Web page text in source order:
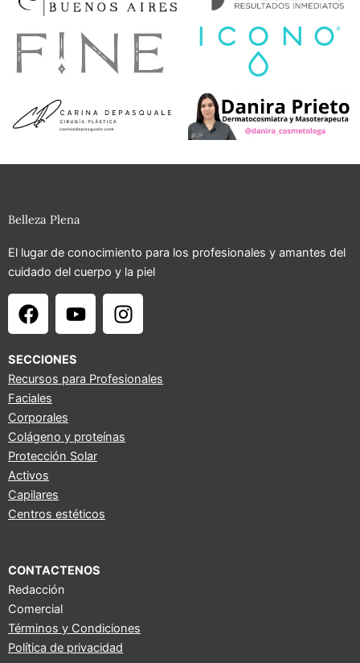
Belleza Plena
El lugar de conocimiento para los profesionales y amantes del
cuidado del cuerpo y la piel
F
a
e
b
o
o
k
Y
o
t
u
I
n
a
a
SECCIONES
Recursos para Profesionales
Faciales
Corporales
Colágeno y proteínas
Protección Solar
Activos
Capilares
Centros estéticos
CONTACTENOS
Redacción
Comercial
Términos y Condiciones
Política de privacidad